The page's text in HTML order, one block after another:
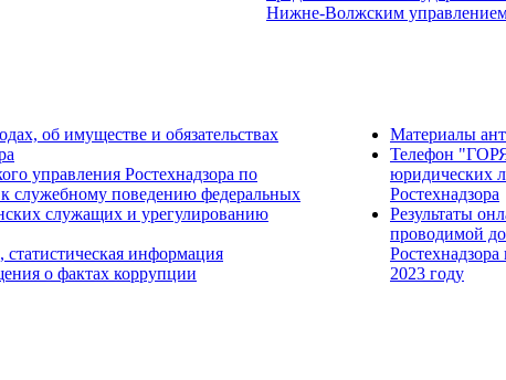
Нижне-Волжским управлением
об имуществе и обязательствах
управления Ростехнадзора по
служебному поведению федеральных
служащих и урегулированию
информация
о фактах коррупции
Материалы
Телефон
юридических
Ростехнадзора
Результаты
проводимой
2023 году